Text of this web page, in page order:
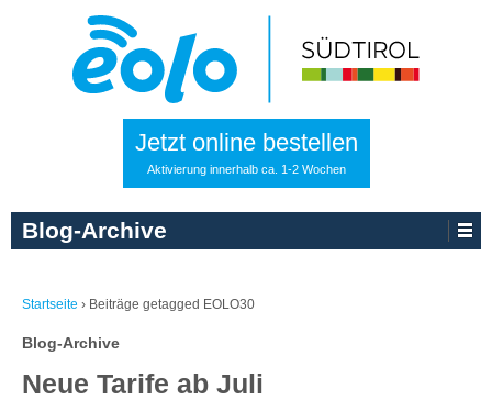
Jetzt online bestellen
Aktivierung innerhalb ca. 1-2 Wochen
Blog-Archive
Startseite › Beiträge getagged EOLO30
Blog-Archive
Neue Tarife ab Juli